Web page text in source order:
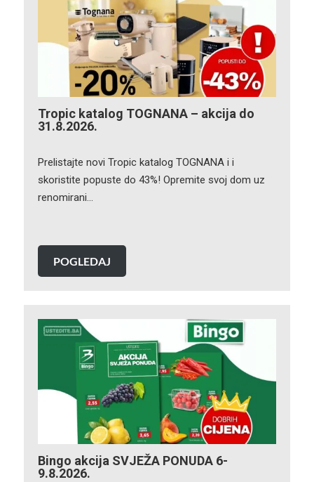
Tropic katalog TOGNANA – akcija do
31.8.2026.
Prelistajte novi Tropic katalog TOGNANA i i
skoristite popuste do 43%! Opremite svoj dom uz
renomirani…
POGLEDAJ
Bingo akcija SVJEŽA PONUDA 6-
9.8.2026.